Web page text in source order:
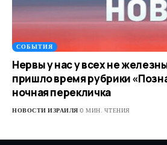
СОБЫТИЯ
Нервы у нас у всех не
пришло время рубрики
ночная перекличка
НОВОСТИ ИЗРАИЛЯ 0 МИН. ЧТЕНИЯ